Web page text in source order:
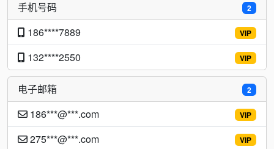
2
手机号码
VIP
186****7889
VIP
132****2550
2
电子邮箱
VIP
186***@***.com
VIP
275***@***.com